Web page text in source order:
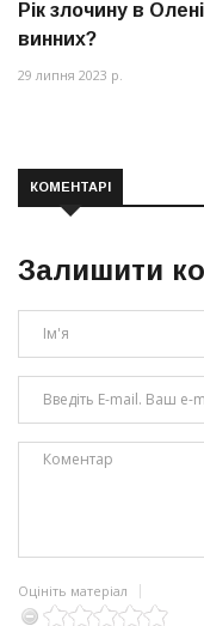
Рік злочину в
винних?
29 липня 2023 р.
КОМЕНТАРІ
Залишити
Оцініть матеріал